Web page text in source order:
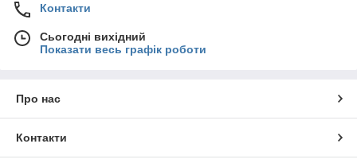
Контакти
Сьогодні вихідний
Показати весь графік роботи
Про нас
Контакти